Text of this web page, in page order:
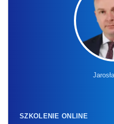
SZKOLENIE ONLINE